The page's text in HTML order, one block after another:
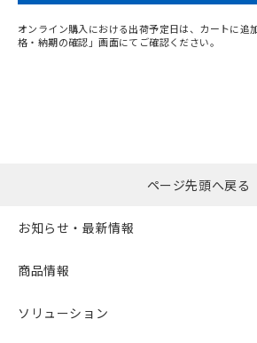
オンライン購入における出荷予定日は、カートに追
格・納期の確認」画面にてご確認ください。
ページ先頭へ戻る
お知らせ・最新情報
商品情報
ソリューション